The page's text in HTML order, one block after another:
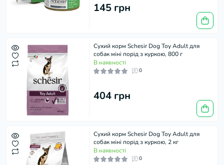
145 грн
Сухий корм Schesir Dog Toy Adult для
собак міні порід з куркою, 800 г
В наявності
0
404 грн
Сухий корм Schesir Dog Toy Adult для
собак міні порід з куркою, 2 кг
В наявності
0